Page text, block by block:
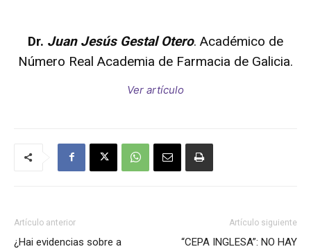
Farmacia
Galicia
Dr. Juan Jesús Gestal Otero. Académico de
Número Real Academia de Farmacia de Galicia.
Ver artículo
Artículo anterior
¿Hai evidencias sobre a
Artículo siguiente
“CEPA INGLESA”: NO HAY